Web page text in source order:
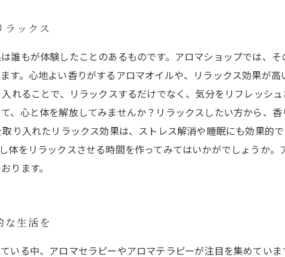
ラックス
誰もが体験したことのあるものです。アロマショップでは、
す。心地よい香りがするアロマオイルや、リラックス効果が
れることで、リラックスするだけでなく、気分をリフレッシ
、心と体を解放してみませんか？リラックスしたい方から、
り入れたリラックス効果は、ストレス解消や睡眠にも効果的
体をリラックスさせる時間を作ってみてはいかがでしょうか
ります。
な生活を
いる中、アロマセラピーやアロマテラピーが注目を集めてい